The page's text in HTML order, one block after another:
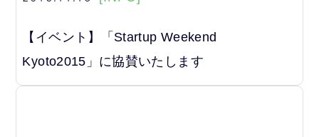
【イベント】「Startup Weekend
Kyoto2015」に協賛いたします